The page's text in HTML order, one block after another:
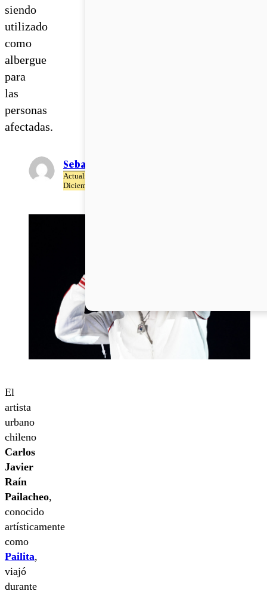
siendo
utilizado
como
albergue
para
las
personas
afectadas.
Sebastián Dote
Actualizado el 23 de
Diciembre del 2022
El
artista
urbano
chileno
Carlos
Javier
Raín
Pailacheo,
conocido
artísticamente
como
Pailita,
viajó
durante